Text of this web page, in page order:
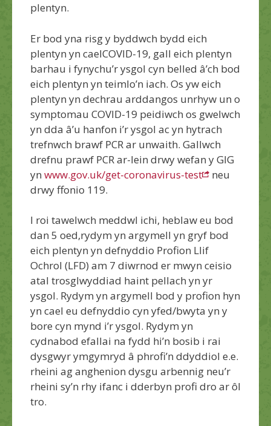
plentyn.
Er bod yna risg y byddwch bydd eich
plentyn yn caelCOVID-19, gall eich plentyn
barhau i fynychu’r ysgol cyn belled â’ch bod
eich plentyn yn teimlo’n iach. Os yw eich
plentyn yn dechrau arddangos unrhyw un o
symptomau COVID-19 peidiwch os gwelwch
yn dda â’u hanfon i’r ysgol ac yn hytrach
trefnwch brawf PCR ar unwaith. Gallwch
drefnu prawf PCR ar-lein drwy wefan y GIG
yn www.gov.uk/get-coronavirus-test
neu
drwy ffonio 119.
I roi tawelwch meddwl ichi, heblaw eu bod
dan 5 oed,rydym yn argymell yn gryf bod
eich plentyn yn defnyddio Profion Llif
Ochrol (LFD) am 7 diwrnod er mwyn ceisio
atal trosglwyddiad haint pellach yn yr
ysgol. Rydym yn argymell bod y profion hyn
yn cael eu defnyddio cyn yfed/bwyta yn y
bore cyn mynd i’r ysgol. Rydym yn
cydnabod efallai na fydd hi’n bosib i rai
dysgwyr ymgymryd â phrofi’n ddyddiol e.e.
rheini ag anghenion dysgu arbennig neu’r
rheini sy’n rhy ifanc i dderbyn profi dro ar ôl
tro.